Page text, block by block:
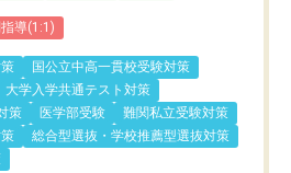
導(1:1)
国公立中高一貫校受験対策
大学入学共通テスト対策
策
医学部受験
難関私立受験対策
総合型選抜・学校推薦型選抜対策